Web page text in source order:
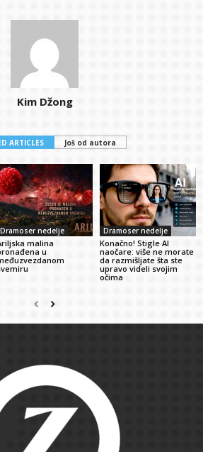
Kim Džong
ARTICLES Još od autora
Dramoser nedelje
malina
u
Dramoser nedelje
Konačno! Stigle AI
naočare: više ne morate
da razmišljate šta ste
upravo videli svojim
očima